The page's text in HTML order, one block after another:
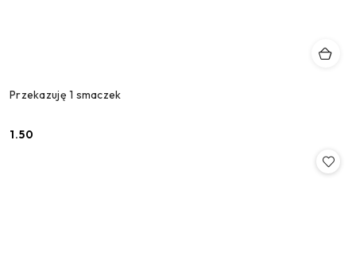
Przekazuję 1 smaczek
Cena:
1.50